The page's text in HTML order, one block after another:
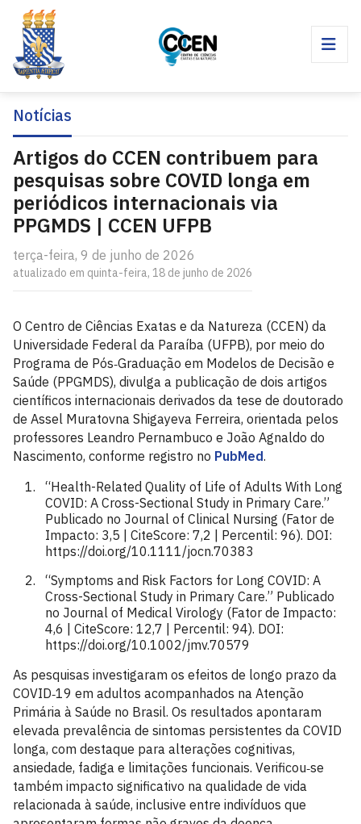
Notícias
Artigos do CCEN contribuem para
pesquisas sobre COVID longa em
periódicos internacionais via
PPGMDS | CCEN UFPB
terça-feira, 9 de junho de 2026
atualizado em quinta-feira, 18 de junho de 2026
O Centro de Ciências Exatas e da Natureza (CCEN) da
Universidade Federal da Paraíba (UFPB), por meio do
Programa de Pós‑Graduação em Modelos de Decisão e
Saúde (PPGMDS), divulga a publicação de dois artigos
científicos internacionais derivados da tese de doutorado
de Assel Muratovna Shigayeva Ferreira, orientada pelos
professores Leandro Pernambuco e João Agnaldo do
Nascimento, conforme registro no PubMed.
“Health-Related Quality of Life of Adults With Long
COVID: A Cross-Sectional Study in Primary Care.”
Publicado no Journal of Clinical Nursing (Fator de
Impacto: 3,5 | CiteScore: 7,2 | Percentil: 96). DOI:
https://doi.org/10.1111/jocn.70383
“Symptoms and Risk Factors for Long COVID: A
Cross-Sectional Study in Primary Care.” Publicado
no Journal of Medical Virology (Fator de Impacto:
4,6 | CiteScore: 12,7 | Percentil: 94). DOI:
https://doi.org/10.1002/jmv.70579
As pesquisas investigaram os efeitos de longo prazo da
COVID‑19 em adultos acompanhados na Atenção
Primária à Saúde no Brasil. Os resultados apontaram
elevada prevalência de sintomas persistentes da COVID
longa, com destaque para alterações cognitivas,
ansiedade, fadiga e limitações funcionais. Verificou‑se
também impacto significativo na qualidade de vida
relacionada à saúde, inclusive entre indivíduos que